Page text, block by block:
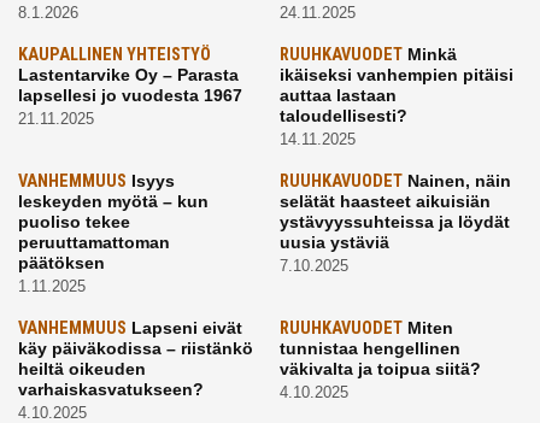
8.1.2026 24.11.2025
KAUPALLINEN YHTEISTYÖ
Lastentarvike Oy – Parasta
lapsellesi jo vuodesta 1967
21.11.2025
RUUHKAVUODETMinkä
ikäiseksi vanhempien pitäisi
auttaa lastaan
taloudellisesti?
14.11.2025
VANHEMMUUS Isyys
leskeyden myötä – kun
puoliso tekee
peruuttamattoman
päätöksen
1.11.2025
RUUHKAVUODETNainen, näin
selätät haasteet aikuisiän
ystävyyssuhteissa ja löydät
uusia ystäviä
7.10.2025
VANHEMMUUS Lapseni eivät
käy päiväkodissa – riistänkö
heiltä oikeuden
varhaiskasvatukseen?
4.10.2025
RUUHKAVUODETMiten
tunnistaa hengellinen
väkivalta ja toipua siitä?
4.10.2025